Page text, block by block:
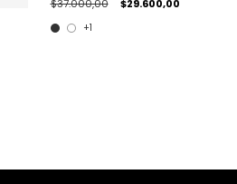
$37.000,00 $29.600,00
+1